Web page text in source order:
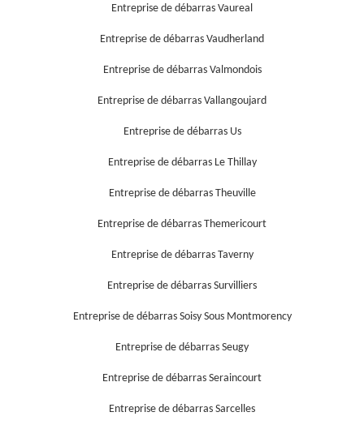
Entreprise de débarras Vaureal
Entreprise de débarras Vaudherland
Entreprise de débarras Valmondois
Entreprise de débarras Vallangoujard
Entreprise de débarras Us
Entreprise de débarras Le Thillay
Entreprise de débarras Theuville
Entreprise de débarras Themericourt
Entreprise de débarras Taverny
Entreprise de débarras Survilliers
Entreprise de débarras Soisy Sous Montmorency
Entreprise de débarras Seugy
Entreprise de débarras Seraincourt
Entreprise de débarras Sarcelles